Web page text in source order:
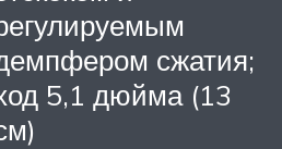
сжатия;
5,1 дюйма (13